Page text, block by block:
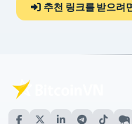
추천 링크를 받으려